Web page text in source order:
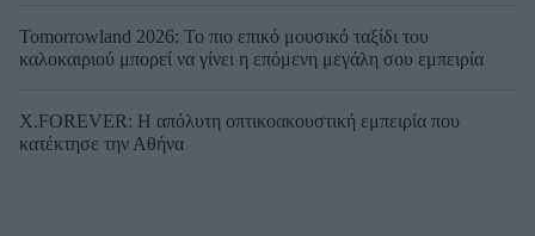
Tomorrowland 2026: Το πιο επικό μουσικό ταξίδι του
καλοκαιριού μπορεί να γίνει η επόμενη μεγάλη σου εμπειρία
X.FOREVER: Η απόλυτη οπτικοακουστική εμπειρία που
κατέκτησε την Αθήνα